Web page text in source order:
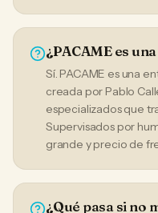
¿PACAME es
Sí. PACAME es una
creada por Pablo
especializados que
Supervisados por
grande y precio de
¿Qué pasa si no